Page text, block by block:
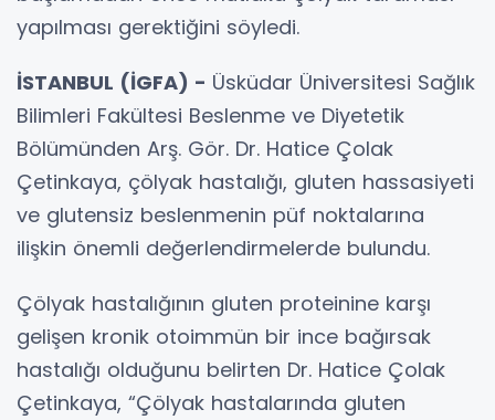
yapılması gerektiğini söyledi.
İSTANBUL (İGFA) - Üsküdar Üniversitesi Sağlık
Bilimleri Fakültesi Beslenme ve Diyetetik
Bölümünden Arş. Gör. Dr. Hatice Çolak
Çetinkaya, çölyak hastalığı, gluten hassasiyeti
ve glutensiz beslenmenin püf noktalarına
ilişkin önemli değerlendirmelerde bulundu.
Çölyak hastalığının gluten proteinine karşı
gelişen kronik otoimmün bir ince bağırsak
hastalığı olduğunu belirten Dr. Hatice Çolak
Çetinkaya, “Çölyak hastalarında gluten